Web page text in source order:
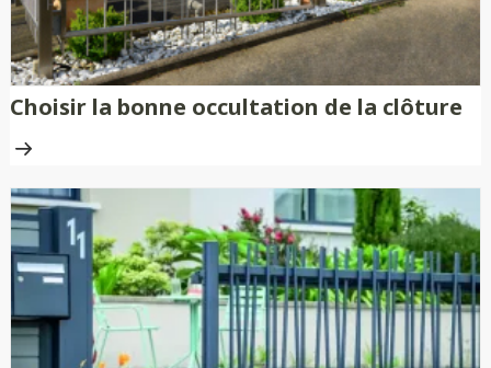
Choisir la bonne occultation de la clôture